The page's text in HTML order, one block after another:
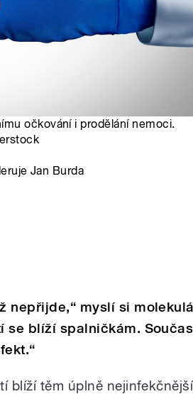
očkování i prodělání nemoci.
Jan Burda
nepřijde,“ myslí si
se blíží spalničkám.
blíží těm úplně